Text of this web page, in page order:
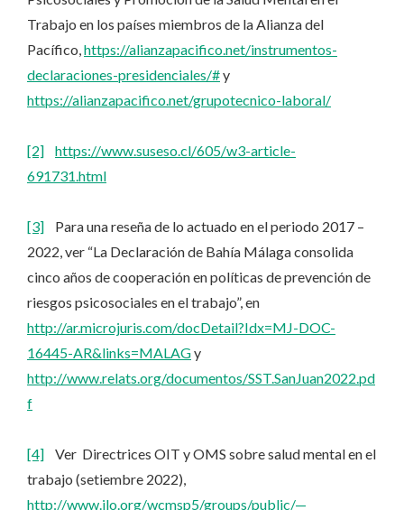
Trabajo en los países miembros de la Alianza del
Pacífico, https://alianzapacifico.net/instrumentos-
declaraciones-presidenciales/#y
https://alianzapacifico.net/grupotecnico-laboral/
[2]
https://www.suseso.cl/605/w3-article-
691731.html
[3] Para una reseña de lo actuado en el periodo 2017 –
2022, ver “La Declaración de Bahía Málaga consolida
cinco años de cooperación en políticas de prevención de
riesgos psicosociales en el trabajo”, en
http://ar.microjuris.com/docDetail?Idx=MJ-DOC-
16445-AR&links=MALAGy
http://www.relats.org/documentos/SST.SanJuan2022.pd
f
[4] Ver Directrices OIT y OMS sobre salud mental en el
trabajo (setiembre 2022),
http://www.ilo.org/wcmsp5/groups/public/—